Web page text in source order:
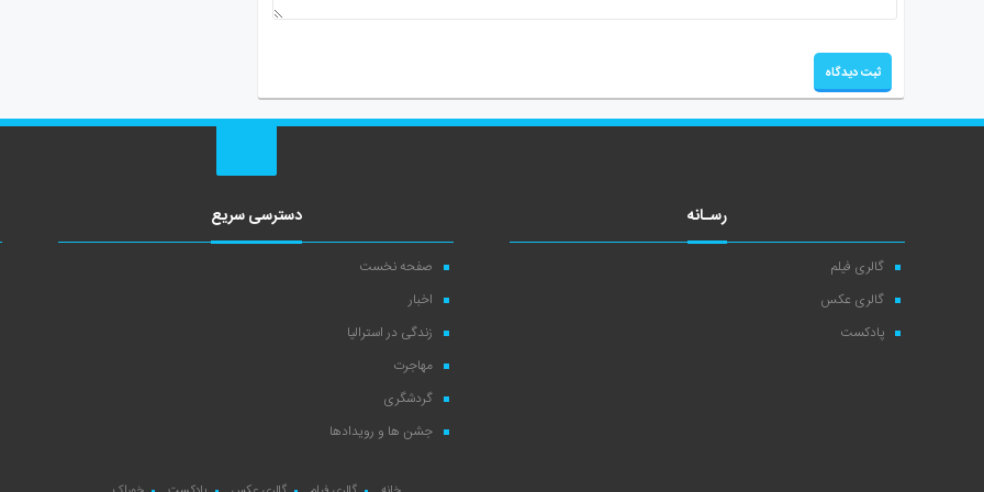
رسـانه
گالری فیلم
گالری عکس
پادکست
دسترسی سریع
صفحه نخست
اخبار
زندگی در استرالیا
مهاجرت
گردشگری
جشن ها و رویدادها